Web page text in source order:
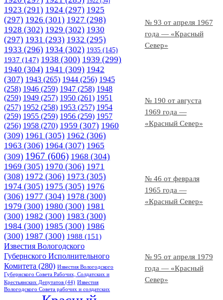
№ 93 от апреля 1967
года — «Красный
Север»
№ 190 от августа
1969 года —
«Красный Север»
№ 46 от февраля
1965 года —
«Красный Север»
№ 95 от апреля 1979
года — «Красный
Север»
1923 (291) 1924 (297) 1925
(297) 1926 (301) 1927 (298)
1928 (302) 1929 (302) 1930
(297) 1931 (293) 1932 (295)
1933 (296) 1934 (302) 1935 (145)
1937 (147) 1938 (300) 1939 (299)
1940 (304) 1941 (309) 1942
(307) 1943 (265) 1944 (256) 1945
(258) 1946 (259) 1947 (258) 1948
(259) 1949 (257) 1950 (261) 1951
(257) 1952 (258) 1953 (257) 1954
(259) 1955 (259) 1956 (259) 1957
(256) 1958 (270) 1959 (307) 1960
(309) 1961 (305) 1962 (306)
1963 (306) 1964 (307) 1965
(309) 1967 (606) 1968 (304)
1969 (305) 1970 (306) 1971
(308) 1972 (306) 1973 (305)
1974 (305) 1975 (305) 1976
(306) 1977 (304) 1978 (300)
1979 (300) 1980 (300) 1981
(300) 1982 (300) 1983 (300)
1984 (300) 1985 (300) 1986
(300) 1987 (300) 1988 (151)
Известия Вологодского
Губернского Исполнительного
Комитета (280) Известия Вологодского
Губернского Совета Рабочих, Солдатских и
Крестьянских Депутатов (44) Известия
Вологодского Совета рабочих и солдатских